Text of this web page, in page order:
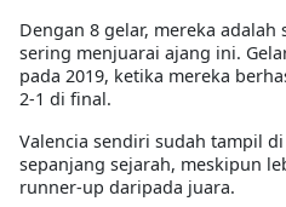
Dengan 8 gelar, mereka
sering menjuarai ajang ini.
pada 2019, ketika mereka
2-1 di final.
Valencia sendiri sudah tampil
sepanjang sejarah, meskipun
runner-up daripada juara.